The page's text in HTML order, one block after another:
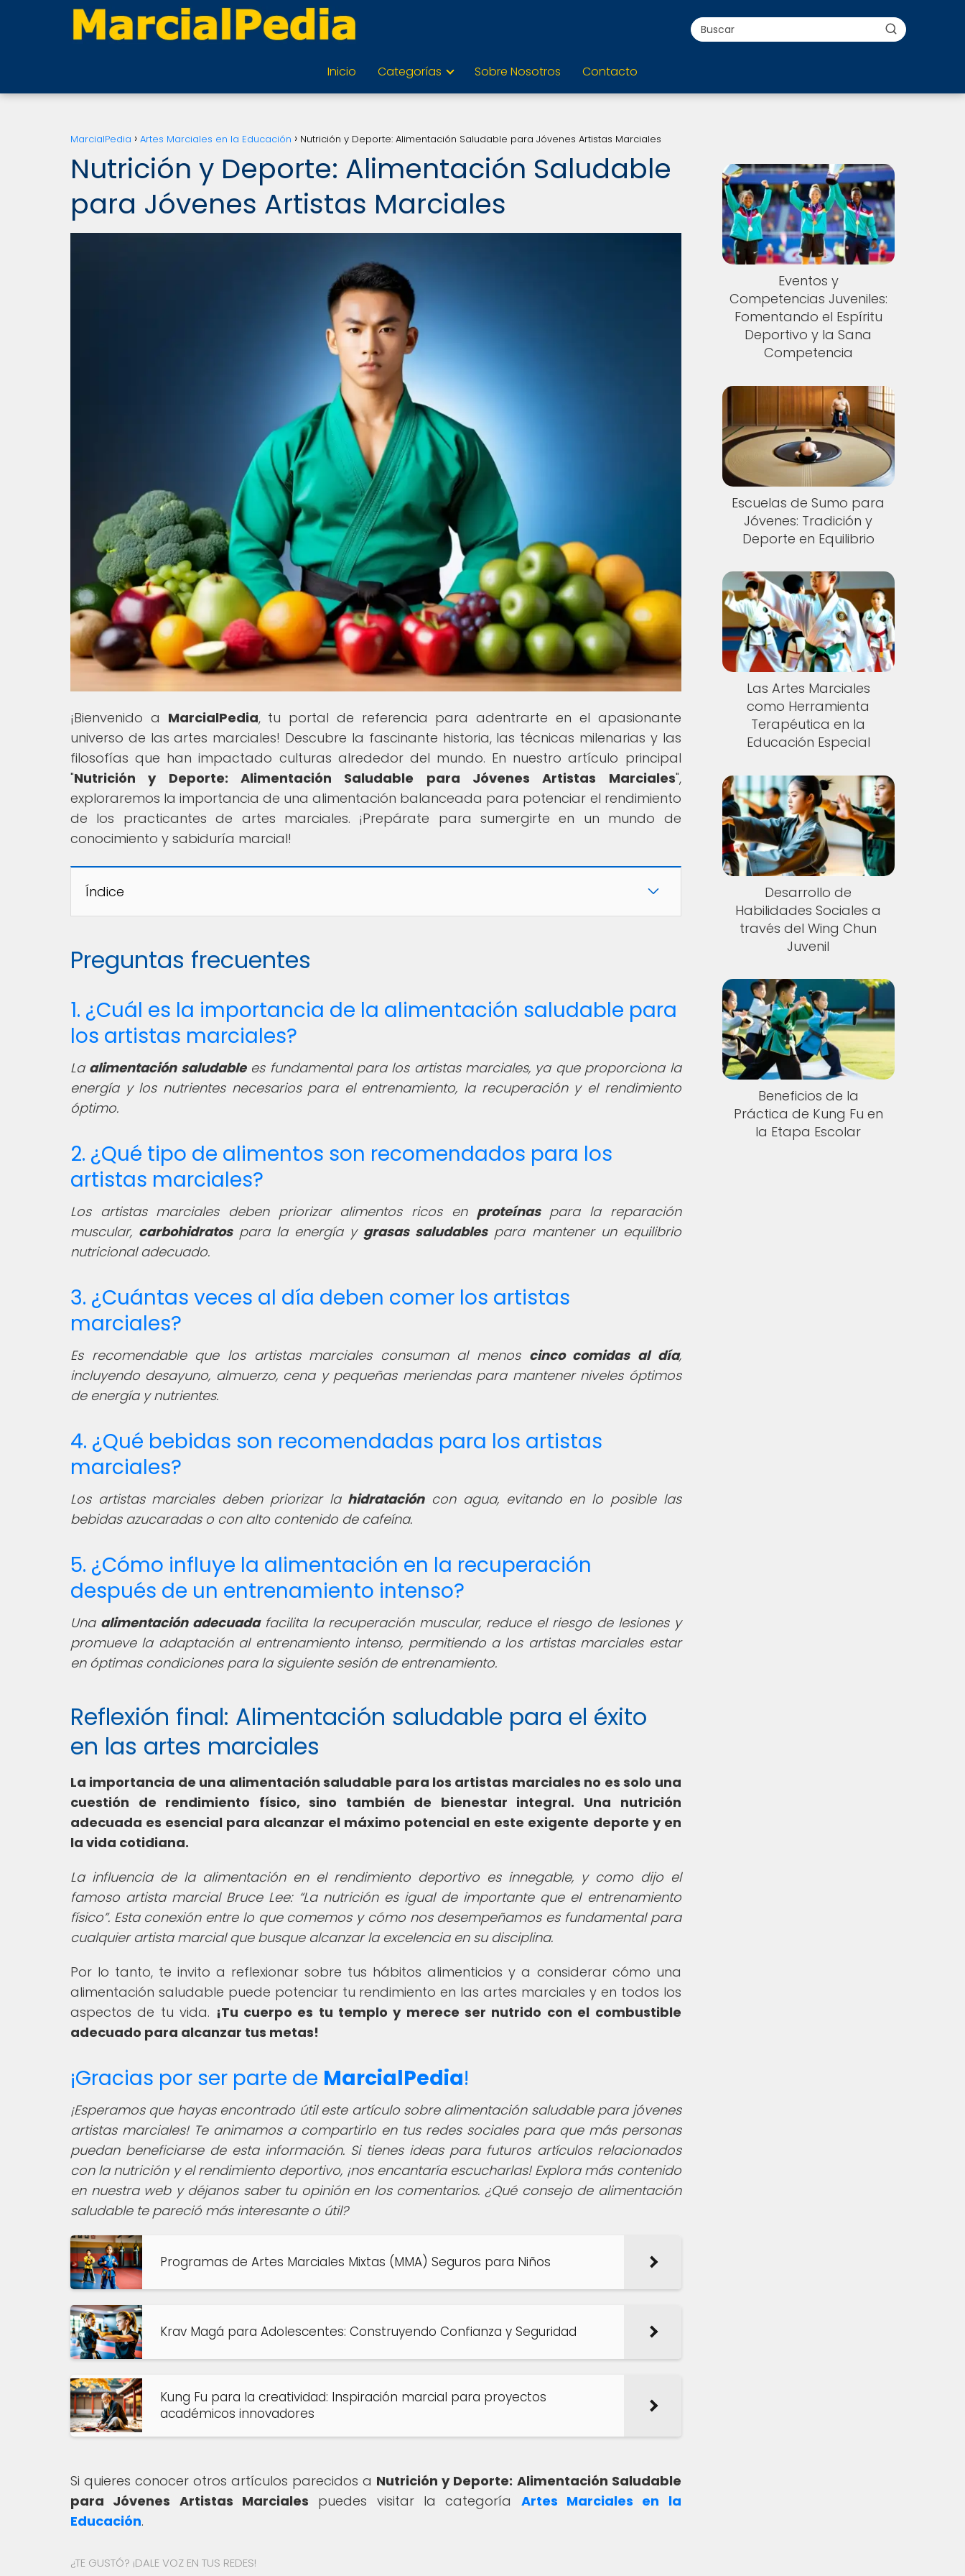
Inicio Categorías Sobre Nosotros Contacto
MarcialPedia Artes Marciales en la Educación Nutrición y Deporte: Alimentación Saludable para Jóvenes Artistas Marciales
Nutrición y Deporte: Alimentación Saludable
para Jóvenes Artistas Marciales
¡Bienvenido a MarcialPedia, tu portal de referencia para adentrarte en el apasionante
universo de las artes marciales! Descubre la fascinante historia, las técnicas milenarias y las
filosofías que han impactado culturas alrededor del mundo. En nuestro artículo principal
"Nutrición y Deporte: Alimentación Saludable para Jóvenes Artistas Marciales",
exploraremos la importancia de una alimentación balanceada para potenciar el rendimiento
de los practicantes de artes marciales. ¡Prepárate para sumergirte en un mundo de
conocimiento y sabiduría marcial!
Índice
Preguntas frecuentes
1. ¿Cuál es la importancia de la alimentación saludable para
los artistas marciales?
La alimentación saludablees fundamental para los artistas marciales, ya que proporciona la
energía y los nutrientes necesarios para el entrenamiento, la recuperación y el rendimiento
óptimo.
2. ¿Qué tipo de alimentos son recomendados para los
artistas marciales?
Los artistas marciales deben priorizar alimentos ricos en proteínaspara la reparación
muscular, carbohidratospara la energía y grasas saludablespara mantener un equilibrio
nutricional adecuado.
3. ¿Cuántas veces al día deben comer los artistas
marciales?
Es recomendable que los artistas marciales consuman al menos cinco comidas al día,
incluyendo desayuno, almuerzo, cena y pequeñas meriendas para mantener niveles óptimos
de energía y nutrientes.
4. ¿Qué bebidas son recomendadas para los artistas
marciales?
Los artistas marciales deben priorizar la hidratacióncon agua, evitando en lo posible las
bebidas azucaradas o con alto contenido de cafeína.
5. ¿Cómo influye la alimentación en la recuperación
después de un entrenamiento intenso?
Una alimentación adecuadafacilita la recuperación muscular, reduce el riesgo de lesiones y
promueve la adaptación al entrenamiento intenso, permitiendo a los artistas marciales estar
en óptimas condiciones para la siguiente sesión de entrenamiento.
Reflexión final: Alimentación saludable para el éxito
en las artes marciales
La importancia de una alimentación saludable para los artistas marciales no es solo una
cuestión de rendimiento físico, sino también de bienestar integral. Una nutrición
adecuada es esencial para alcanzar el máximo potencial en este exigente deporte y en
la vida cotidiana.
La influencia de la alimentación en el rendimiento deportivo es innegable, y como dijo el
famoso artista marcial Bruce Lee: La nutrición es igual de importante que el entrenamiento
físico . Esta conexión entre lo que comemos y cómo nos desempeñamos es fundamental para
cualquier artista marcial que busque alcanzar la excelencia en su disciplina.
Por lo tanto, te invito a reflexionar sobre tus hábitos alimenticios y a considerar cómo una
alimentación saludable puede potenciar tu rendimiento en las artes marciales y en todos los
aspectos de tu vida. ¡Tu cuerpo es tu templo y merece ser nutrido con el combustible
adecuado para alcanzar tus metas!
¡Gracias por ser parte de MarcialPedia!
¡Esperamos que hayas encontrado útil este artículo sobre alimentación saludable para jóvenes
artistas marciales! Te animamos a compartirlo en tus redes sociales para que más personas
puedan beneficiarse de esta información. Si tienes ideas para futuros artículos relacionados
con la nutrición y el rendimiento deportivo, ¡nos encantaría escucharlas! Explora más contenido
en nuestra web y déjanos saber tu opinión en los comentarios. ¿Qué consejo de alimentación
saludable te pareció más interesante o útil?
Programas de Artes Marciales Mixtas (MMA) Seguros para Niños
Krav Magá para Adolescentes: Construyendo Confianza y Seguridad
Kung Fu para la creatividad: Inspiración marcial para proyectos
académicos innovadores
Si quieres conocer otros artículos parecidos a Nutrición y Deporte: Alimentación Saludable
para Jóvenes Artistas Marciales puedes visitar la categoría Artes Marciales en la
Educación.
¿TE GUSTÓ? ¡DALE VOZ EN TUS REDES!
Eventos y
Competencias Juveniles:
Fomentando el Espíritu
Deportivo y la Sana
Competencia
Escuelas de Sumo para
Jóvenes: Tradición y
Deporte en Equilibrio
Las Artes Marciales
como Herramienta
Terapéutica en la
Educación Especial
Desarrollo de
Habilidades Sociales a
través del Wing Chun
Juvenil
Beneficios de la
Práctica de Kung Fu en
la Etapa Escolar